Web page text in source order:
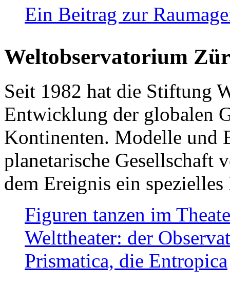
Ein Beitrag zur
Weltobservatorium
Seit 1982 hat die Stiftung
Entwicklung der globalen
Kontinenten. Modelle und
planetarische Gesellschaft
dem Ereignis ein
Figuren tanzen im
Welttheater: der
Prismatica, die Entropica